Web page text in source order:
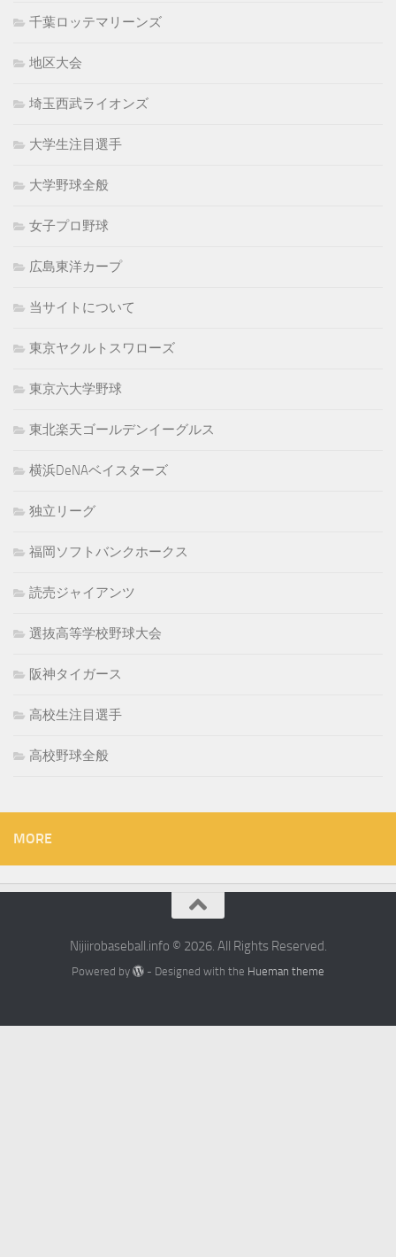
千葉ロッテマリーンズ
地区大会
埼玉西武ライオンズ
大学生注目選手
大学野球全般
女子プロ野球
広島東洋カープ
当サイトについて
東京ヤクルトスワローズ
東京六大学野球
東北楽天ゴールデンイーグルス
横浜DeNAベイスターズ
独立リーグ
福岡ソフトバンクホークス
読売ジャイアンツ
選抜高等学校野球大会
阪神タイガース
高校生注目選手
高校野球全般
MORE
Nijiirobaseball.info © 2026. All Rights Reserved.
Powered by - Designed with the Hueman theme